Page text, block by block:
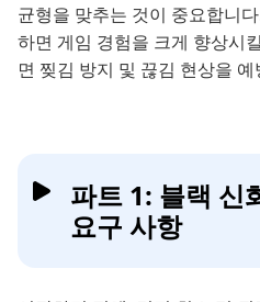
균형을 맞추는 것이 중요합니
하면 게임 경험을 크게 향상시
면 찢김 방지 및 끊김 현상을
파트 1: 블랙 신
요구 사항